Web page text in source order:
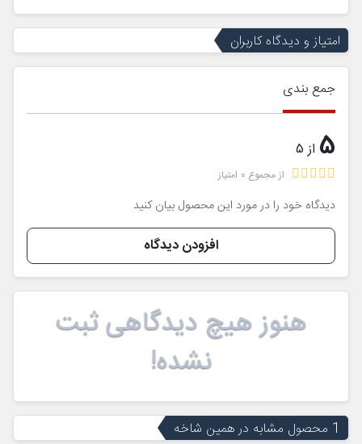
امتیاز و دیدگاه کاربران
جمع بندی
5 از 5
از مجموع 0 امتیاز
دیدگاه خود را در مورد این محصول بیان کنید
افزودن دیدگاه
هنوز هیچ دیدگاهی ثبت
نشده!
1 محصول مشابه در همین شاخه